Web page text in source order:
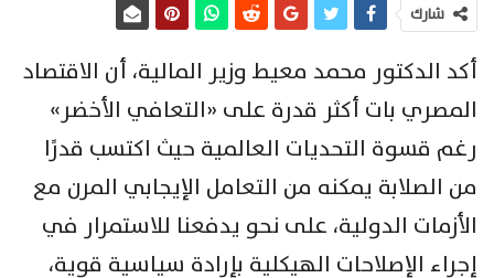
شارك
أكد الدكتور محمد معيط وزير المالية، أن الاقتصاد
المصري بات أكثر قدرة على «التعافي الأخضر»
رغم قسوة التحديات العالمية حيث اكتسب قدرًا
من الصلابة يمكنه من التعامل الإيجابي المرن مع
الأزمات الدولية، على نحو يدفعنا للاستمرار في
إجراء الإصلاحات الهيكلية بإرادة سياسية قوية،